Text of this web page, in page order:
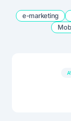
e-marketing